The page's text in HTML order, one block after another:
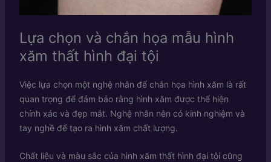
Lựa chọn và chắn họa mẫu hình
xăm thất hình đại tội
Việc lựa chọn một nghệ nhân để chắn họa hình xăm là rất
quan trọng để đảm bảo rằng hình xăm được thể hiện
chính xác và đẹp mắt. Nghệ nhân nên có kinh nghiệm và
tay nghề để tạo ra hình xăm chất lượng.
Chất liệu và màu sắc của hình xăm thất hình đại tội cũng